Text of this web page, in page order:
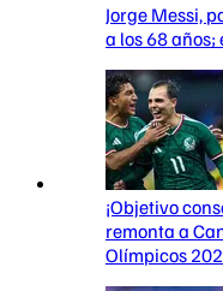
Jorge Messi,
a los 68 años;
¡Objetivo
remonta a
Olímpicos